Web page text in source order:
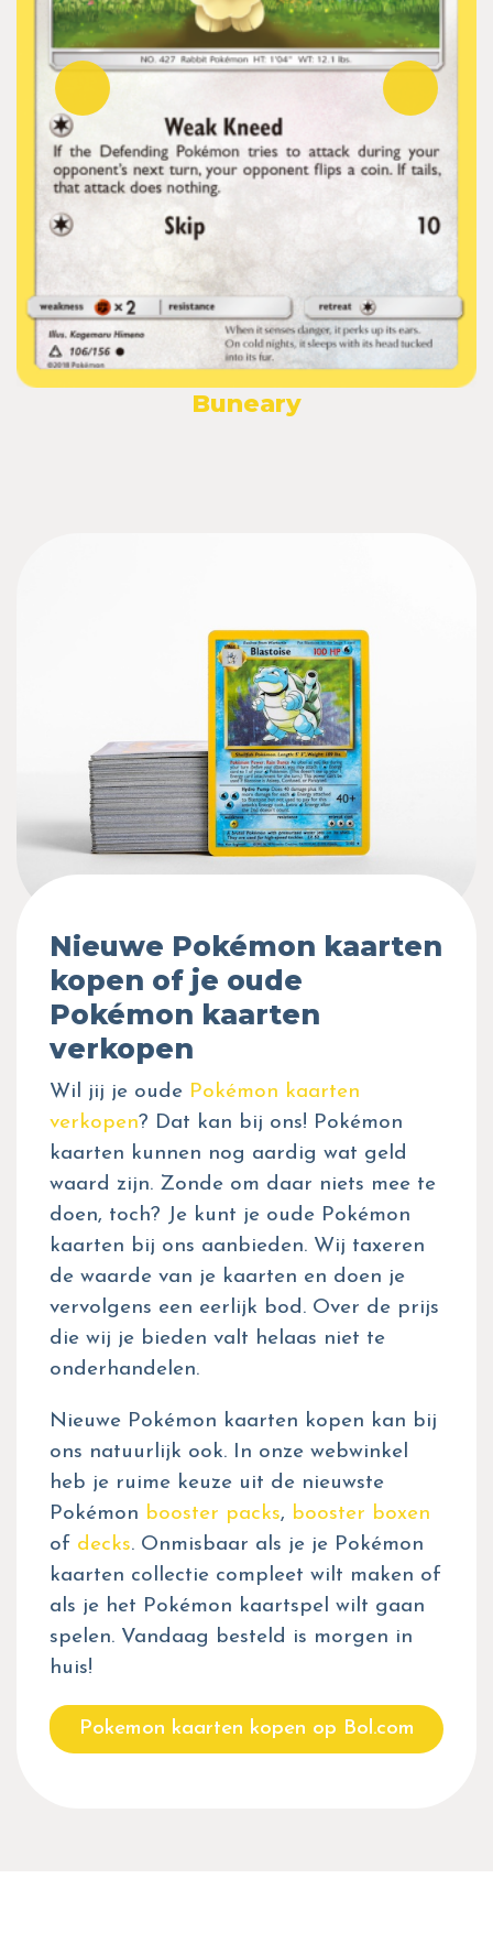
Buneary
Nieuwe Pokémon kaarten
kopen of je oude
Pokémon kaarten
verkopen
Wil jij je oude Pokémon kaarten
verkopen? Dat kan bij ons! Pokémon
kaarten kunnen nog aardig wat geld
waard zijn. Zonde om daar niets mee te
doen, toch? Je kunt je oude Pokémon
kaarten bij ons aanbieden. Wij taxeren
de waarde van je kaarten en doen je
vervolgens een eerlijk bod. Over de prijs
die wij je bieden valt helaas niet te
onderhandelen.
Nieuwe Pokémon kaarten kopen kan bij
ons natuurlijk ook. In onze webwinkel
heb je ruime keuze uit de nieuwste
Pokémon booster packs, booster boxen
of decks. Onmisbaar als je je Pokémon
kaarten collectie compleet wilt maken of
als je het Pokémon kaartspel wilt gaan
spelen. Vandaag besteld is morgen in
huis!
Pokemon kaarten kopen op Bol.com